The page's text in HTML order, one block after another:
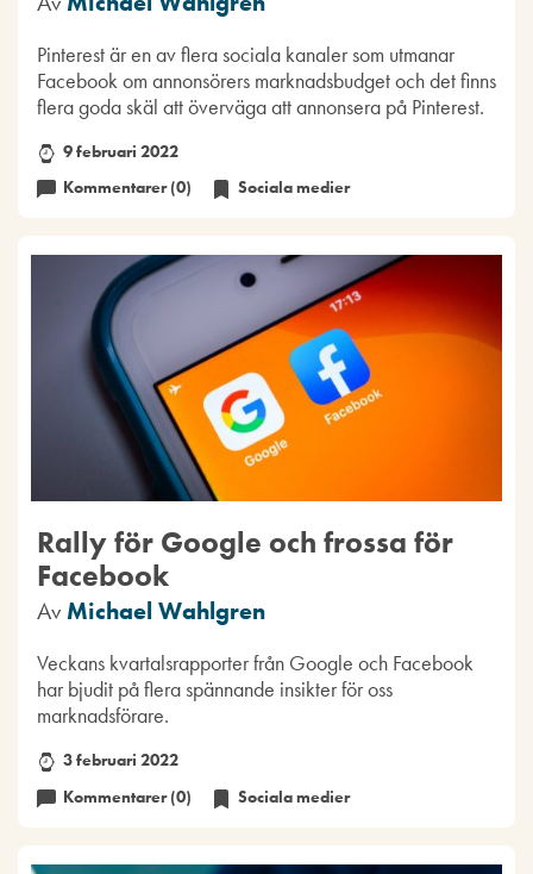
Pinterest är en av flera sociala kanaler som utmanar
Facebook om annonsörers marknadsbudget och det finns
flera goda skäl att överväga att annonsera på Pinterest.
9 februari 2022
Kommentarer (0)
Sociala medier
Rally för Google och frossa för
Facebook
Av Michael Wahlgren
Veckans kvartalsrapporter från Google och Facebook
har bjudit på flera spännande insikter för oss
marknadsförare.
3 februari 2022
Kommentarer (0)
Sociala medier